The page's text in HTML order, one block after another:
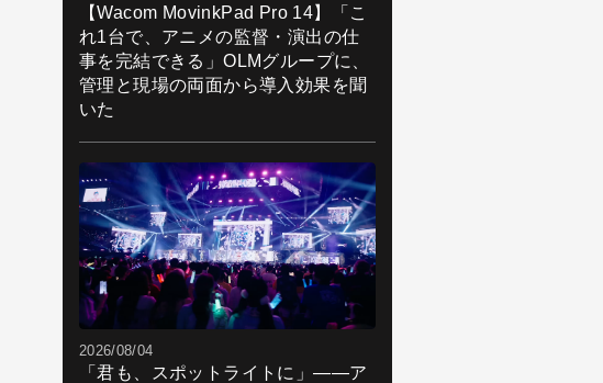
【Wacom MovinkPad Pro 14】「こ
れ1台で、アニメの監督・演出の仕
事を完結できる」OLMグループに、
管理と現場の両面から導入効果を聞
いた
2026/08/04
「君も、スポットライトに」――ア